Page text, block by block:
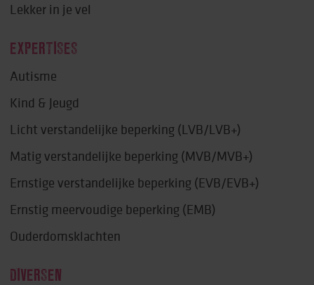
Lekker in je vel
EXPERTISES
Autisme
Kind & Jeugd
Licht verstandelijke beperking (LVB/LVB+)
Matig verstandelijke beperking (MVB/MVB+)
Ernstige verstandelijke beperking (EVB/EVB+)
Ernstig meervoudige beperking (EMB)
Ouderdomsklachten
DIVERSEN